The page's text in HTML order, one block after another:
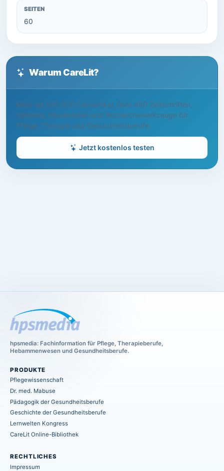
SEITEN
60
Warum CareLit?
Mehr als 500.000 Fachartikel, über 450 Zeitschriften,
Volltexte, Readerlisten und Recherchewerkzeuge für
Pflege, Therapie und Gesundheitsberufe.
Jetzt kostenlos testen
hpsmedia: Fachinformation für Pflege, Therapieberufe,
Hebammenwesen und Gesundheitsberufe.
PRODUKTE
Pflegewissenschaft
Dr. med. Mabuse
Pädagogik der Gesundheitsberufe
Geschichte der Gesundheitsberufe
Lernwelten Kongress
CareLit Online-Bibliothek
RECHTLICHES
Impressum